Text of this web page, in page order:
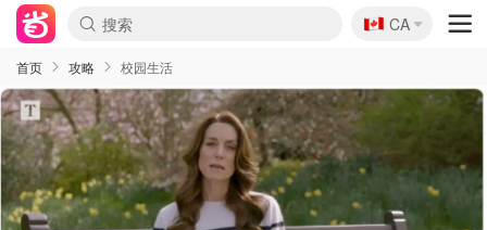
🇨🇦
CA
首页 攻略 校园生活